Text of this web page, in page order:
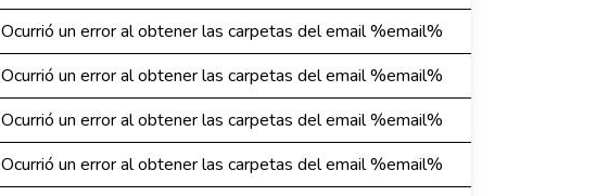
Ocurrió un error al obtener las carpetas del email %email%
Ocurrió un error al obtener las carpetas del email %email%
Ocurrió un error al obtener las carpetas del email %email%
Ocurrió un error al obtener las carpetas del email %email%